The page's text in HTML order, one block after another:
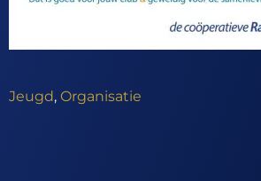
Jeugd, Organisatie